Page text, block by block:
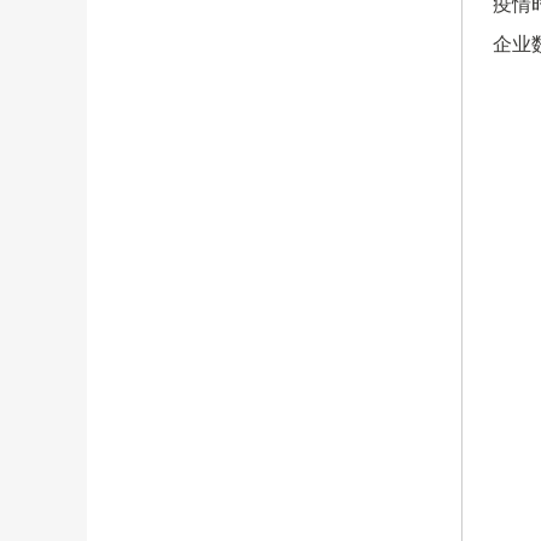
企业